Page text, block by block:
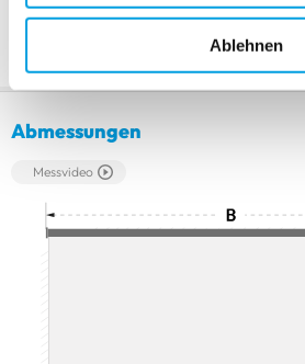
Ablehnen
Abmessungen
Messvideo